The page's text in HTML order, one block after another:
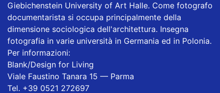
Giebichenstein University of Art Halle. Come fotografo
documentarista si occupa principalmente della
dimensione sociologica dell'architettura. Insegna
fotografia in varie università in Germania ed in Polonia.
Per informazioni:
Blank/Design for Living
Viale Faustino Tanara 15 — Parma
Tel. +39 0521 272697